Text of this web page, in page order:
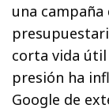
una
corta vida útil
presión ha
Google de